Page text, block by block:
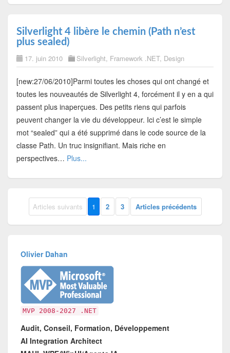
Silverlight 4 libère le chemin (Path n’est
plus sealed)
17. juin 2010 Silverlight, Framework .NET, Design
[new:27/06/2010]Parmi toutes les choses qui ont changé et
toutes les nouveautés de Silverlight 4, forcément il y en a qui
passent plus inaperçues. Des petits riens qui parfois
peuvent changer la vie du développeur. Ici c’est le simple
mot “sealed” qui a été supprimé dans le code source de la
classe Path. Un truc insignifiant. Mais riche en
perspectives… Plus...
Articles suivants 1 2 3 Articles précédents
Olivier Dahan
MVP 2008-2027 .NET
Audit, Conseil, Formation, Développement
AI Integration Architect